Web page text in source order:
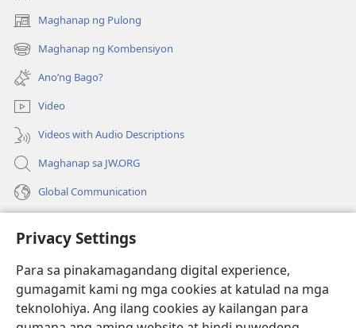
Privacy Settings
Para sa pinakamagandang digital experience,
gumagamit kami ng mga cookies at katulad na mga
teknolohiya. Ang ilang cookies ay kailangan para
Maghanap ng Pulong
(may
bubukas
na
bagong
window)
Maghanap ng Kombensiyon
(may
bubukas
na
bagong
window)
Ano’ng Bago?
Video
Videos with Audio Descriptions
Maghanap sa JW.ORG
Global Communication
(may
na
bagong
Watchtower ONLINE LIBRARY™
(may